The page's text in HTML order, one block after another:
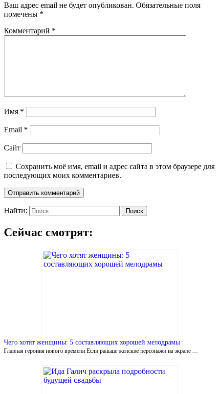
Ваш адрес email не будет опубликован. Обязательные поля
помечены *
Комментарий *
Имя *
Email *
Сайт
Сохранить моё имя, email и адрес сайта в этом браузере для
последующих моих комментариев.
Найти:
Сейчас смотрят:
Чего хотят женщины: 5 составляющих хорошей мелодрамы
Главная героиня нового времени Если раньше женские персонажи на экране …